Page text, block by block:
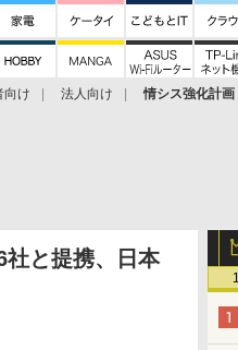
向け 法人向け 情シス強化計画
社と提携、日本